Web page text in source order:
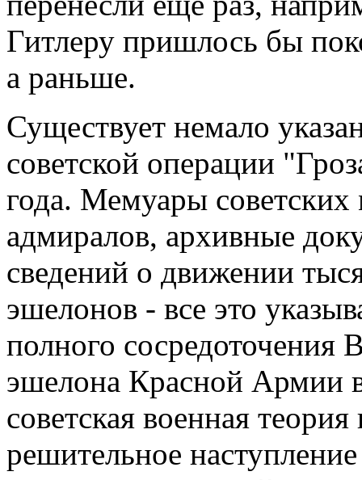
Гитлеру пришлось бы
а раньше.
Существует немало
советской операции
года. Мемуары
адмиралов, архивные
сведений о движении
эшелонов - все это
полного сосредоточения
эшелона Красной Армии
советская военная
решительное